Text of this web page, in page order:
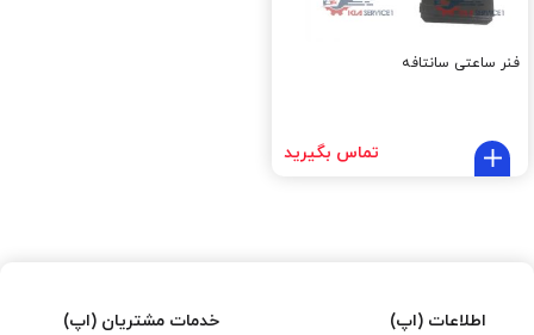
فنر ساعتی سانتافه
تماس بگیرید
اطلاعات (اپ) خدمات مشتریان (اپ)